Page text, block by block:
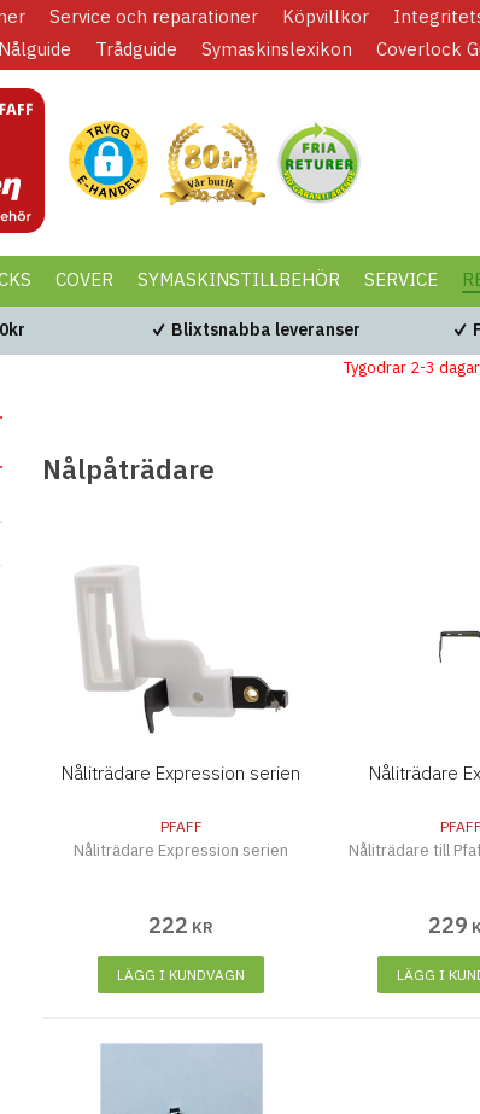
Service och reparationer Köpvillkor
Nålguide Trådguide Symaskinslexikon Coverlock
COVER SYMASKINSTILLBEHÖR SERVICE
Blixtsnabba leveranser
Tygodrar 2-3
Nålpåträdare
Nåliträdare Expression serien
PFAFF
Nåliträdare Expression serien
222 KR
LÄGG I KUNDVAGN
Nåliträdare
PFAFF
Nåliträdare till
229
LÄGG I